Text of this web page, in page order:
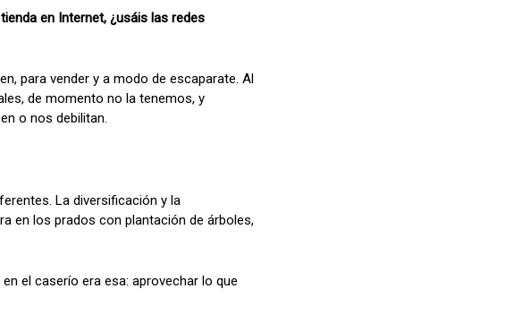
en Internet, ¿usáis las redes
para vender y a modo de escaparate. Al
de momento no la tenemos, y
o nos debilitan.
La diversificación y la
en los prados con plantación de árboles,
el caserío era esa: aprovechar lo que